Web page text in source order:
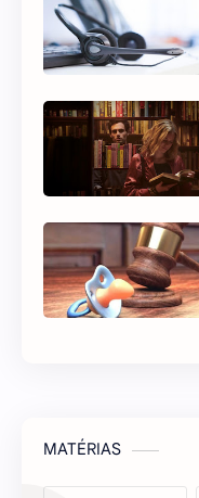
MATÉRIAS